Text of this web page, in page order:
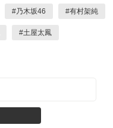
#乃木坂46 #有村架純
#土屋太鳳